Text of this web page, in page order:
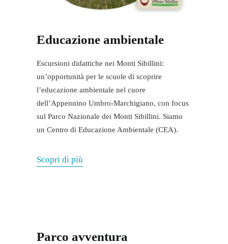
Educazione ambientale
Escursioni didattiche nei Monti Sibillini:
un’opportunità per le scuole di scoprire
l’educazione ambientale nel cuore
dell’Appennino Umbro-Marchigiano, con focus
sul Parco Nazionale dei Monti Sibillini. Siamo
un Centro di Educazione Ambientale (CEA).
Scopri di più
Parco avventura